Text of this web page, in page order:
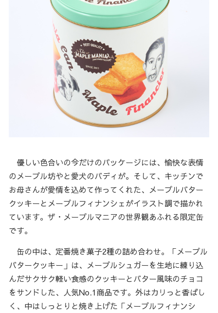
優しい色合いの今だけのパッケージには、愉快な表情
のメープル坊やと愛犬のバディが。そして、キッチンで
お母さんが愛情を込めて作ってくれた、メープルバター
クッキーとメープルフィナンシェがイラスト調で描かれ
ています。ザ・メープルマニアの世界観あふれる限定缶
です。
缶の中は、定番焼き菓子2種の詰め合わせ。「メープル
バタークッキー」は、メープルシュガーを生地に練り込
んだサクサク軽い食感のクッキーとバター風味のチョコ
をサンドした、人気No.1商品です。外はカリっと香ばし
く、中はしっとりと焼き上げた「メープルフィナンシ